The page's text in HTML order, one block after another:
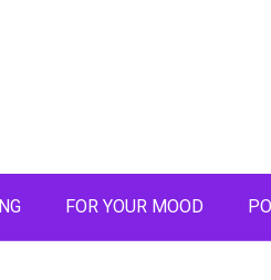
FOR YOUR MOOD